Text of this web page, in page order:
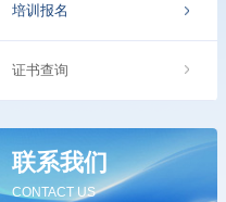
培训报名
证书查询
联系我们
CONTACT US